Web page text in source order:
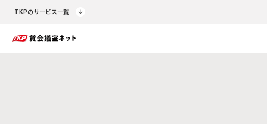
TKPのサービス一覧